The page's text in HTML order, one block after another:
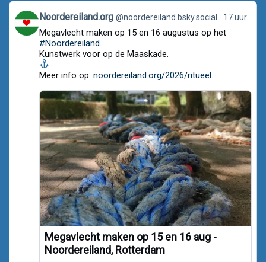
View
post
by
Noordereiland.org
Bluesky
Noordereiland.org @noordereiland.bsky.social 17 uur
Megavlecht maken op 15 en 16 augustus op het
#Noordereiland
Kunstwerk voor op de Maaskade.
Meer info op: noordereiland.org/2026/ritueel...
Megavlecht maken op 15 en 16 aug -
Noordereiland, Rotterdam